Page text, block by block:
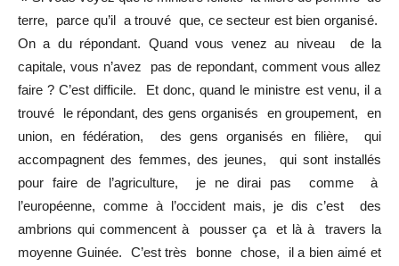
terre, parce qu’il a trouvé que, ce secteur est bien organisé.
On a du répondant. Quand vous venez au niveau de la
capitale, vous n’avez pas de repondant, comment vous allez
faire ? C’est difficile. Et donc, quand le ministre est venu, il a
trouvé le répondant, des gens organisés en groupement, en
union, en fédération, des gens organisés en filière, qui
accompagnent des femmes, des jeunes, qui sont installés
pour faire de l’agriculture, je ne dirai pas comme à
l’européenne, comme à l’occident mais, je dis c’est des
ambrions qui commencent à pousser ça et là à travers la
moyenne Guinée. C’est très bonne chose, il a bien aimé et